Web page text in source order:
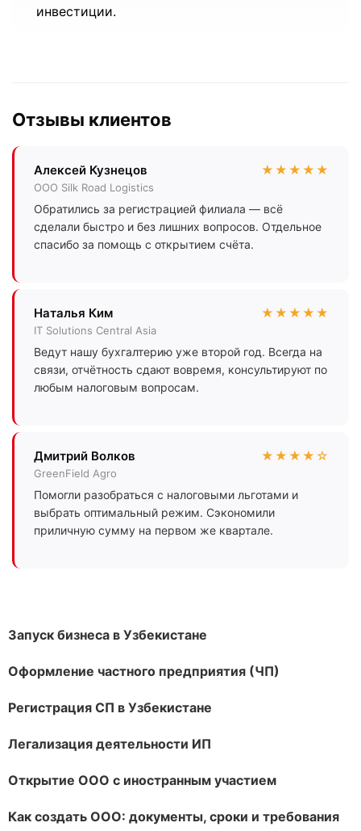
инвестиции.
Отзывы клиентов
Алексей Кузнецов ★★★★★
ООО Silk Road Logistics
Обратились за регистрацией филиала — всё
сделали быстро и без лишних вопросов. Отдельное
спасибо за помощь с открытием счёта.
Наталья Ким ★★★★★
IT Solutions Central Asia
Ведут нашу бухгалтерию уже второй год. Всегда на
связи, отчётность сдают вовремя, консультируют по
любым налоговым вопросам.
Дмитрий Волков ★★★★☆
GreenField Agro
Помогли разобраться с налоговыми льготами и
выбрать оптимальный режим. Сэкономили
приличную сумму на первом же квартале.
Запуск бизнеса в Узбекистане
Оформление частного предприятия (ЧП)
Регистрация СП в Узбекистане
Легализация деятельности ИП
Открытие ООО с иностранным участием
Как создать ООО: документы, сроки и требования